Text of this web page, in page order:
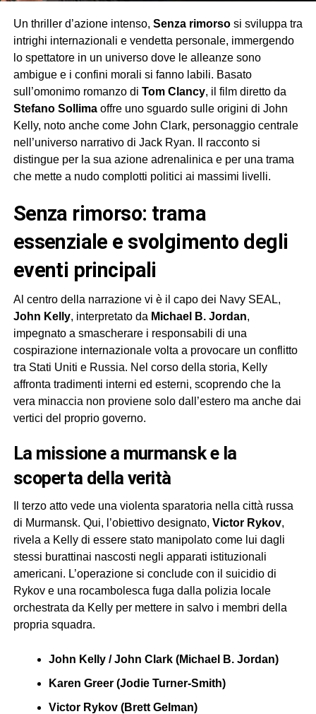
Un thriller d’azione intenso, Senza rimorsosi sviluppa tra
intrighi internazionali e vendetta personale, immergendo
lo spettatore in un universo dove le alleanze sono
ambigue e i confini morali si fanno labili. Basato
sull’omonimo romanzo di Tom Clancy, il film diretto da
Stefano Sollimaoffre uno sguardo sulle origini di John
Kelly, noto anche come John Clark, personaggio centrale
nell’universo narrativo di Jack Ryan. Il racconto si
distingue per la sua azione adrenalinica e per una trama
che mette a nudo complotti politici ai massimi livelli.
senza rimorso: trama
essenziale e svolgimento degli
eventi principali
Al centro della narrazione vi è il capo dei Navy SEAL,
John Kelly, interpretato da Michael B. Jordan,
impegnato a smascherare i responsabili di una
cospirazione internazionale volta a provocare un conflitto
tra Stati Uniti e Russia. Nel corso della storia, Kelly
affronta tradimenti interni ed esterni, scoprendo che la
vera minaccia non proviene solo dall’estero ma anche dai
vertici del proprio governo.
la missione a murmansk e la
scoperta della verità
Il terzo atto vede una violenta sparatoria nella città russa
di Murmansk. Qui, l’obiettivo designato, Victor Rykov,
rivela a Kelly di essere stato manipolato come lui dagli
stessi burattinai nascosti negli apparati istituzionali
americani. L’operazione si conclude con il suicidio di
Rykov e una rocambolesca fuga dalla polizia locale
orchestrata da Kelly per mettere in salvo i membri della
propria squadra.
John Kelly / John Clark (Michael B. Jordan)
Karen Greer (Jodie Turner-Smith)
Victor Rykov (Brett Gelman)